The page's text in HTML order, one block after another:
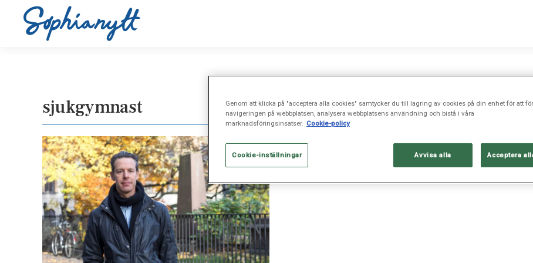
sjukgymnast
Genom att klicka på "acceptera alla cookies" samtycker du till lagring av cookies på din enhet för att
navigeringen på webbplatsen, analysera webbplatsens användning och bistå i våra
marknadsföringsinsatser. Cookie-policy
Cookie-inställningar Avvisa alla Acceptera